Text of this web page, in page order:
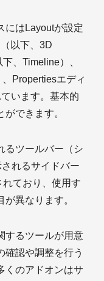
にはLayoutが設定
以下、3D
、Timeline）、
Propertiesエディ
います。基本的
できます。
るツールバー（シ
れるサイドバー
れており、使用す
異なります。
するツールが用意
確認や調整を行う
くのアドオンはサ